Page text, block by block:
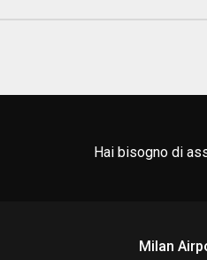
Hai bisogno di
Milan